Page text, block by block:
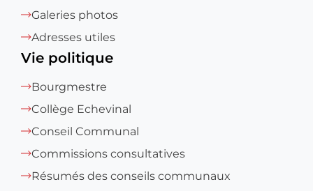
Galeries photos
Adresses utiles
Vie politique
Bourgmestre
Collège Echevinal
Conseil Communal
Commissions consultatives
Résumés des conseils communaux